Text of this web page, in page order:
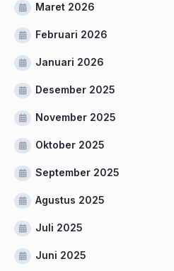
Maret 2026
Februari 2026
Januari 2026
Desember 2025
November 2025
Oktober 2025
September 2025
Agustus 2025
Juli 2025
Juni 2025